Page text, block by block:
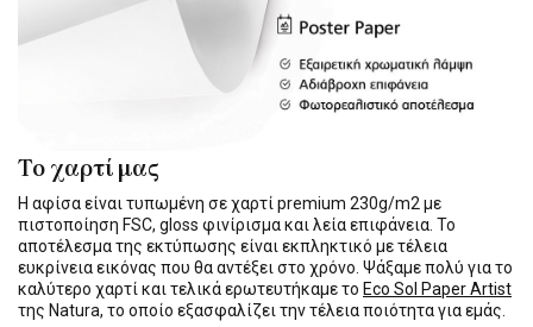
Το χαρτί μας
Η αφίσα είναι τυπωμένη σε χαρτί premium 230g/m2 με
πιστοποίηση FSC, gloss φινίρισμα και λεία επιφάνεια. Το
αποτέλεσμα της εκτύπωσης είναι εκπληκτικό με τέλεια
ευκρίνεια εικόνας που θα αντέξει στο χρόνο. Ψάξαμε πολύ για το
καλύτερο χαρτί και τελικά ερωτευτήκαμε το Eco Sol Paper Artist
της Natura, το οποίο εξασφαλίζει την τέλεια ποιότητα για εμάς.